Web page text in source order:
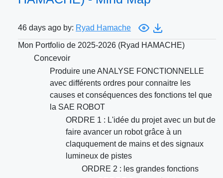
46 days ago by: Ryad Hamache
Mon Portfolio de 2025-2026 (Ryad HAMACHE)
Concevoir
Produire une ANALYSE FONCTIONNELLE
avec différents ordres pour connaitre les
causes et conséquences des fonctions tel que
la SAE ROBOT
ORDRE 1 : L'idée du projet avec un but de
faire avancer un robot grâce à un
claququement de mains et des signaux
lumineux de pistes
ORDRE 2 : les grandes fonctions